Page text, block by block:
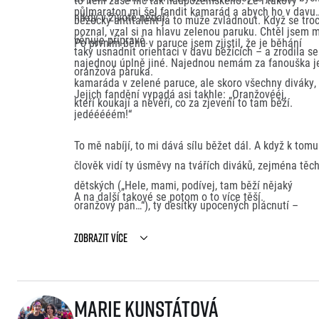
nikdy v životě nedal.
běžecký antitalent já to může zvládnout. Když se
věnuje přípravě.
půlmaraton mi šel fandit kamarád a abych ho v davu
poznal, vzal si na hlavu zelenou paruku. Chtěl jsem
taky usnadnit orientaci v davu běžících – a zrodila se
oranžová paruka.
Po prvním běhu v paruce jsem zjistil, že je běhání
najednou úplně jiné. Najednou nemám za fanouška
kamaráda v zelené paruce, ale skoro všechny diváky,
kteří koukají a nevěří, co za zjevení to tam běží.
Jejich fandění vypadá asi takhle: „Oranžovééj,
jedééééém!“
To mě nabíjí, to mi dává sílu běžet dál. A když k tomu
člověk vidí ty úsměvy na tvářích diváků, zejména těch
dětských („Hele, mami, podívej, tam běží nějaký
oranžový pán…“), ty desítky upocených plácnutí –
ale je na příjemné společenské akci.
A na další takové se potom o to více těší.
Zobrazit více
Marie Kunstátová